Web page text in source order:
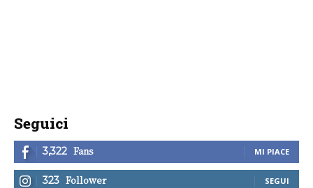
Seguici
3,322 Fans MI PIACE
323 Follower SEGUI